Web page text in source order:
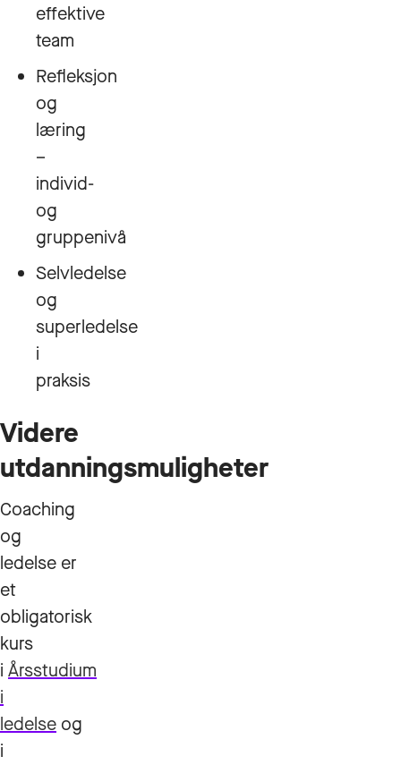
effektive
team
Refleksjon
og
læring
–
individ-
og
gruppenivå
Selvledelse
og
superledelse
i
praksis
Videre
utdanningsmuligheter
Coaching
og
ledelse er
et
obligatorisk
kurs
i Årsstudium
i
ledelse og
i